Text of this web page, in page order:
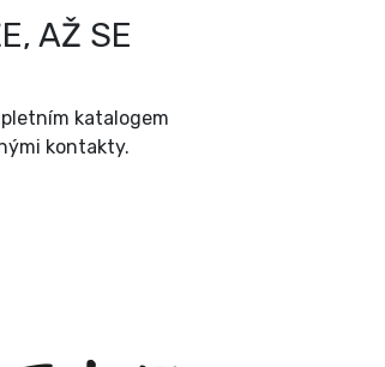
AŽ SE
katalogem
kontakty.